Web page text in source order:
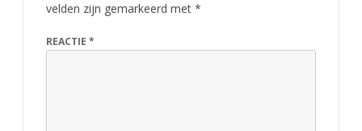
velden zijn gemarkeerd met *
REACTIE *